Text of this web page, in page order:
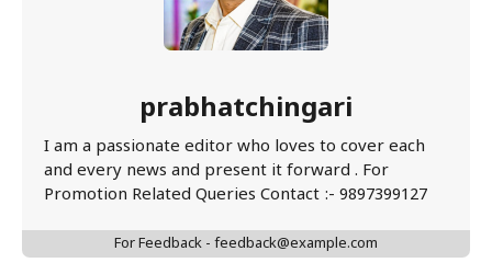
prabhatchingari
I am a passionate editor who loves to cover each
and every news and present it forward . For
Promotion Related Queries Contact :- 9897399127
For Feedback - feedback@example.com